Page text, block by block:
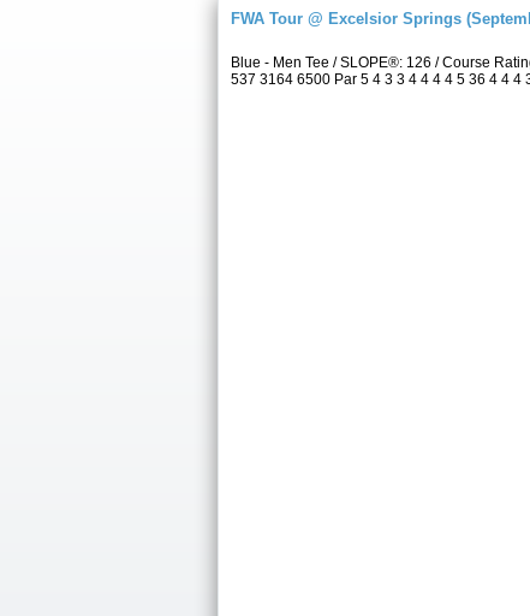
FWA Tour @ Excelsior Springs
Blue - Men Tee / SLOPE®: 126 / Course
537 3164 6500 Par 5 4 3 3 4 4 4 4 5 36 4 4 4